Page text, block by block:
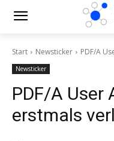
Start Newsticker PDF/A
Newsticker
PDF/A User
erstmals